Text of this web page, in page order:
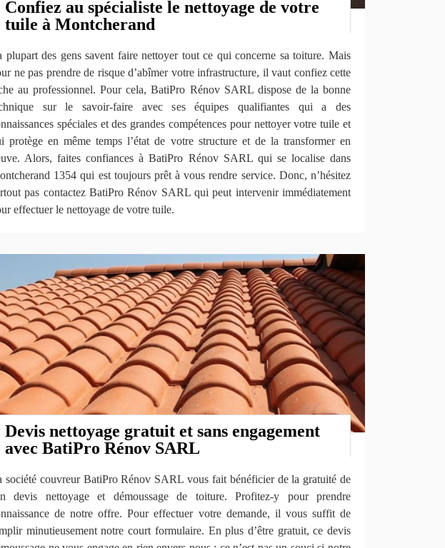
Confiez au spécialiste le nettoyage de votre
tuile à Montcherand
plupart des gens savent faire nettoyer tout ce qui concerne sa toiture. Mais
ne pas prendre de risque d’abîmer votre infrastructure, il vaut confiez cette
au professionnel. Pour cela, BatiPro Rénov SARL dispose de la bonne
sur le savoir-faire avec ses équipes qualifiantes qui a des
spéciales et des grandes compétences pour nettoyer votre tuile et
protège en même temps l’état de votre structure et de la transformer en
Alors, faites confiances à BatiPro Rénov SARL qui se localise dans
1354 qui est toujours prêt à vous rendre service. Donc, n’hésitez
pas contactez BatiPro Rénov SARL qui peut intervenir immédiatement
effectuer le nettoyage de votre tuile.
Devis nettoyage gratuit et sans engagement
avec BatiPro Rénov SARL
société couvreur BatiPro Rénov SARL vous fait bénéficier de la gratuité de
devis nettoyage et démoussage de toiture. Profitez-y pour prendre
de notre offre. Pour effectuer votre demande, il vous suffit de
minutieusement notre court formulaire. En plus d’être gratuit, ce devis